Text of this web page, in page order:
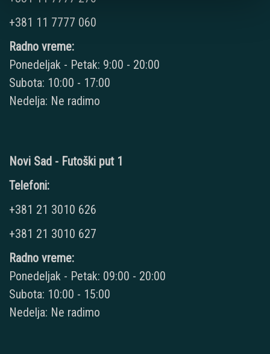
+381 11 7777 060
Radno vreme:
Ponedeljak - Petak: 9:00 - 20:00
Subota: 10:00 - 17:00
Nedelja: Ne radimo
Novi Sad - Futoški put 1
Telefoni:
+381 21 3010 626
+381 21 3010 627
Radno vreme:
Ponedeljak - Petak: 09:00 - 20:00
Subota: 10:00 - 15:00
Nedelja: Ne radimo